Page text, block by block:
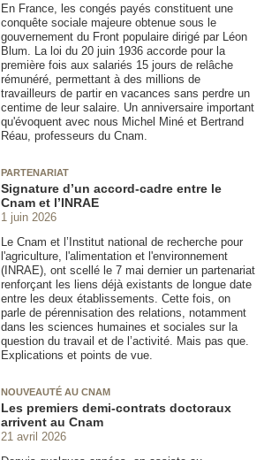
En France, les congés payés constituent une
conquête sociale majeure obtenue sous le
gouvernement du Front populaire dirigé par Léon
Blum. La loi du 20 juin 1936 accorde pour la
première fois aux salariés 15 jours de relâche
rémunéré, permettant à des millions de
travailleurs de partir en vacances sans perdre un
centime de leur salaire. Un anniversaire important
qu'évoquent avec nous Michel Miné et Bertrand
Réau, professeurs du Cnam.
PARTENARIAT
Signature d’un accord-cadre entre le
Cnam et l’INRAE
1 juin 2026
Le Cnam et l’Institut national de recherche pour
l'agriculture, l'alimentation et l'environnement
(INRAE), ont scellé le 7 mai dernier un partenariat
renforçant les liens déjà existants de longue date
entre les deux établissements. Cette fois, on
parle de pérennisation des relations, notamment
dans les sciences humaines et sociales sur la
question du travail et de l’activité. Mais pas que.
Explications et points de vue.
NOUVEAUTÉ AU CNAM
Les premiers demi-contrats doctoraux
arrivent au Cnam
21 avril 2026